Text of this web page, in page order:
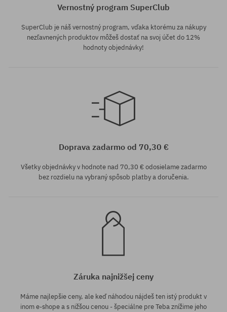
Vernostný program SuperClub
SuperClub je náš vernostný program, vďaka ktorému za nákupy
nezľavnených produktov môžeš dostať na svoj účet do 12%
hodnoty objednávky!
Doprava zadarmo od 70,30 €
Všetky objednávky v hodnote nad 70,30 € odosielame zadarmo
bez rozdielu na vybraný spôsob platby a doručenia.
Záruka najnižšej ceny
Máme najlepšie ceny, ale keď náhodou nájdeš ten istý produkt v
inom e-shope a s nižšou cenou - špeciálne pre Teba znížime jeho